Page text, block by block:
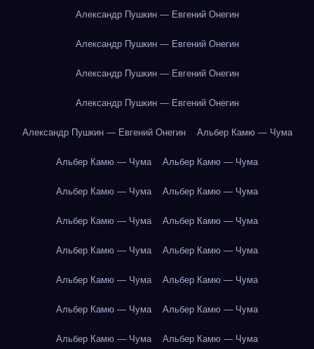
Александр Пушкин — Евгений Онегин
Александр Пушкин — Евгений Онегин
Александр Пушкин — Евгений Онегин
Александр Пушкин — Евгений Онегин
Александр Пушкин — Евгений Онегин Альбер Камю — Чума
Альбер Камю — Чума Альбер Камю — Чума
Альбер Камю — Чума Альбер Камю — Чума
Альбер Камю — Чума Альбер Камю — Чума
Альбер Камю — Чума Альбер Камю — Чума
Альбер Камю — Чума Альбер Камю — Чума
Альбер Камю — Чума Альбер Камю — Чума
Альбер Камю — Чума Альбер Камю — Чума